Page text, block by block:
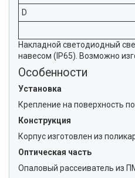
D
Накладной светодиодный
навесом (IP65). Возможно
Особенности
Установка
Крепление на поверхность
Конструкция
Корпус изготовлен из
Оптическая часть
Опаловый рассеиватель из